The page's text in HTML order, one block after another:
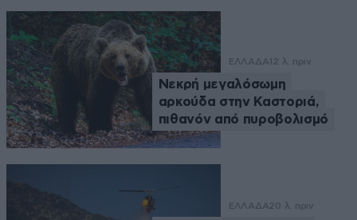
ΕΛΛΑΔΑ 12 λ. πριν
Νεκρή μεγαλόσωμη
αρκούδα στην Καστοριά,
πιθανόν από πυροβολισμό
ΕΛΛΑΔΑ20 λ. πριν